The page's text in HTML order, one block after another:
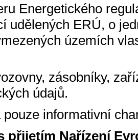
Energetického
udělených ERÚ, o
územích
zásobníky,
údajů.
pouze informativní
přijetím Nařízení